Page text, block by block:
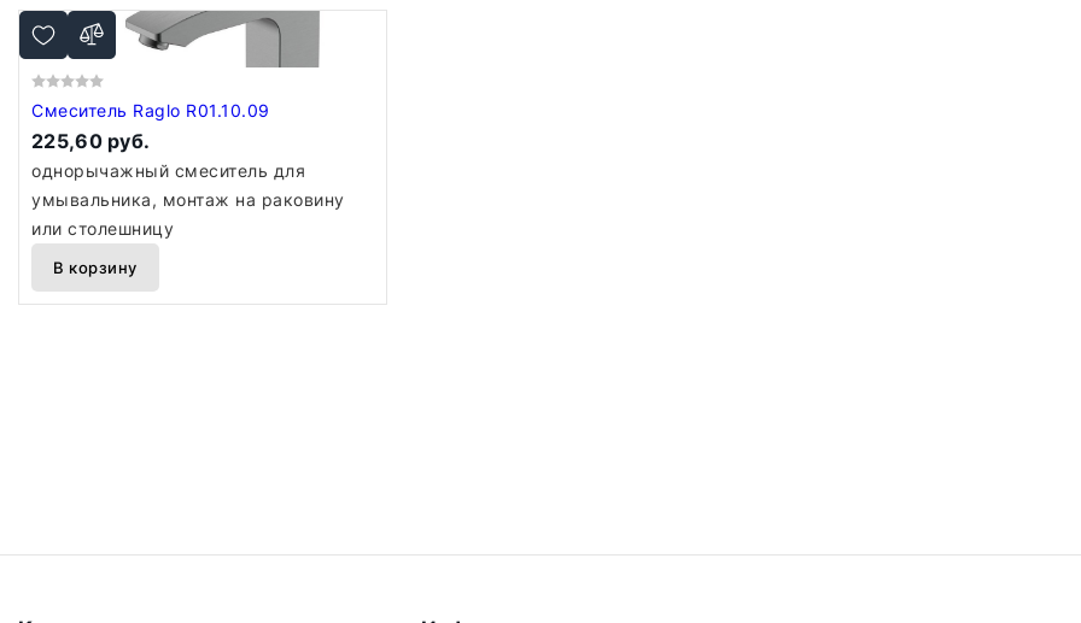
Смеситель Raglo R01.10.09
225,60 руб.
однорычажный смеситель для
умывальника, монтаж на раковину
или столешницу
В корзину